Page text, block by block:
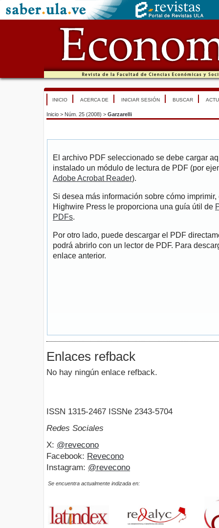
INICIO ACERCA DE INICIAR SESIÓN BUSCAR
Inicio > Núm. 25 (2008) > Garzarelli
El archivo PDF seleccionado se debe cargar
instalado un módulo de lectura de PDF (por
Adobe Acrobat Reader).
Si desea más información sobre cómo
Highwire Press le proporciona una guía útil de
PDFs.
Por otro lado, puede descargar el PDF
podrá abrirlo con un lector de PDF. Para
enlace anterior.
Enlaces refback
No hay ningún enlace refback.
ISSN 1315-2467 ISSNe 2343-5704
Redes Sociales
X: @revecono
Facebook: Revecono
Instagram: @revecono
Se encuentra actualmente indizada en: